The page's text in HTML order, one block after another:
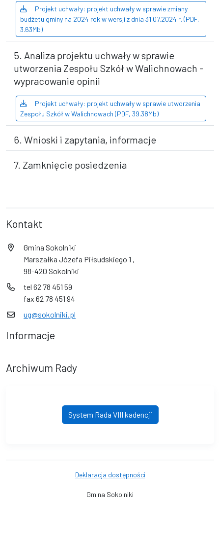
Projekt uchwały: projekt uchwały w sprawie zmiany
budżetu gminy na 2024 rok w wersji z dnia 31.07.2024 r. (PDF,
3.63Mb)
5. Analiza projektu uchwały w sprawie
utworzenia Zespołu Szkół w Walichnowach -
wypracowanie opinii
Projekt uchwały: projekt uchwały w sprawie utworzenia
Zespołu Szkół w Walichnowach (PDF, 39.38Mb)
6. Wnioski i zapytania, informacje
7. Zamknięcie posiedzenia
Kontakt
Gmina Sokolniki
Marszałka Józefa Piłsudskiego 1 ,
98-420 Sokolniki
tel 62 78 451 59
fax 62 78 451 94
ug@sokolniki.pl
Informacje
Archiwum Rady
System Rada VIII kadencji
Gmina Sokolniki
Deklaracja dostępności